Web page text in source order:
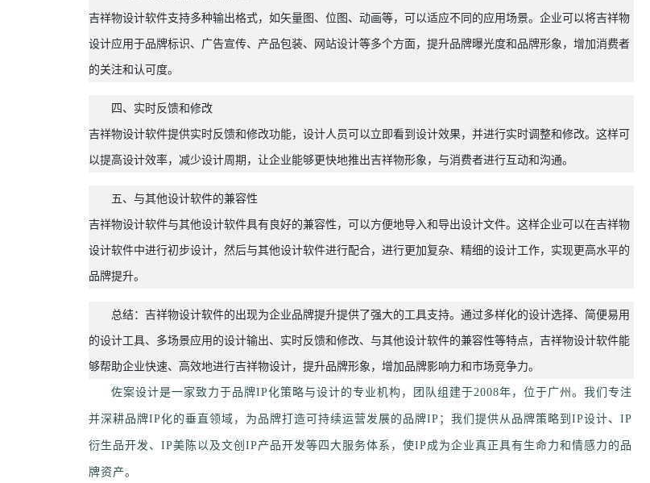
吉祥物设计软件支持多种输出格式，如矢量图、位图、动画等，可以适应不同的应用场景。企业可以将吉祥物
设计应用于品牌标识、广告宣传、产品包装、网站设计等多个方面，提升品牌曝光度和品牌形象，增加消费者
的关注和认可度。
四、实时反馈和修改
吉祥物设计软件提供实时反馈和修改功能，设计人员可以立即看到设计效果，并进行实时调整和修改。这样可
以提高设计效率，减少设计周期，让企业能够更快地推出吉祥物形象，与消费者进行互动和沟通。
五、与其他设计软件的兼容性
吉祥物设计软件与其他设计软件具有良好的兼容性，可以方便地导入和导出设计文件。这样企业可以在吉祥物
设计软件中进行初步设计，然后与其他设计软件进行配合，进行更加复杂、精细的设计工作，实现更高水平的
品牌提升。
总结：吉祥物设计软件的出现为企业品牌提升提供了强大的工具支持。通过多样化的设计选择、简便易用
的设计工具、多场景应用的设计输出、实时反馈和修改、与其他设计软件的兼容性等特点，吉祥物设计软件能
够帮助企业快速、高效地进行吉祥物设计，提升品牌形象，增加品牌影响力和市场竞争力。
佐案设计是一家致力于品牌IP化策略与设计的专业机构，团队组建于2008年，位于广州。我们专注
并深耕品牌IP化的垂直领域，为品牌打造可持续运营发展的品牌IP；我们提供从品牌策略到IP设计、IP
衍生品开发、IP美陈以及文创IP产品开发等四大服务体系，使IP成为企业真正具有生命力和情感力的品
牌资产。